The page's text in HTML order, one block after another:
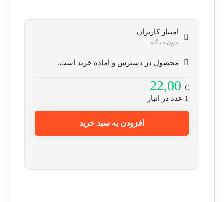
امتیاز کاربران
بدون دیدگاه
محصول در دسترس و آماده خرید است.
22,00€
1 عدد در انبار
افزودن به سبد خرید